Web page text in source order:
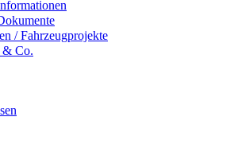
/ Fahrzeugprojekte
Co.